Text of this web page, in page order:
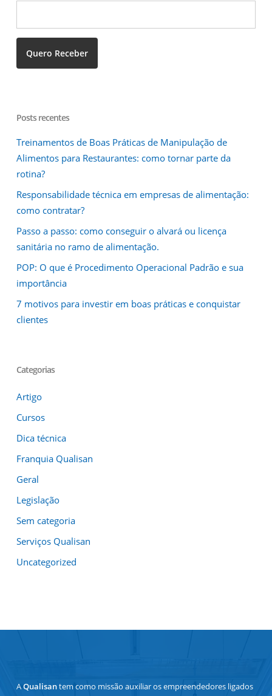
Posts recentes
Treinamentos de Boas Práticas de Manipulação de
Alimentos para Restaurantes: como tornar parte da
rotina?
Responsabilidade técnica em empresas de alimentação:
como contratar?
Passo a passo: como conseguir o alvará ou licença
sanitária no ramo de alimentação.
POP: O que é Procedimento Operacional Padrão e sua
importância
7 motivos para investir em boas práticas e conquistar
clientes
Categorias
Artigo
Cursos
Dica técnica
Franquia Qualisan
Geral
Legislação
Sem categoria
Serviços Qualisan
Uncategorized
AQualisantem como missão auxiliar os empreendedores ligados